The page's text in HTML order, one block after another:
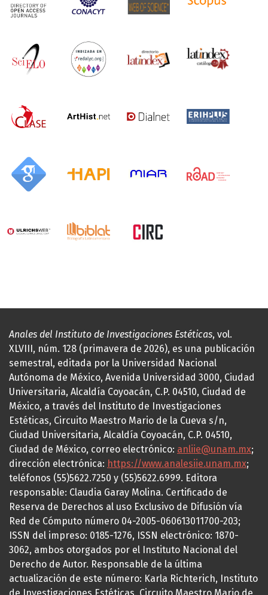
Anales del Instituto de Investigaciones Estéticas, vol.
XLVIII, núm. 128 (primavera de 2026), es una publicación
semestral, editada por la Universidad Nacional
Autónoma de México, Avenida Universidad 3000, Ciudad
Universitaria, Alcaldía Coyoacán, C.P. 04510, Ciudad de
México, a través del Instituto de Investigaciones
Estéticas, Circuito Maestro Mario de la Cueva s/n,
Ciudad Universitaria, Alcaldía Coyoacán, C.P. 04510,
Ciudad de México, correo electrónico: anliie@unam.mx;
dirección electrónica: https://www.analesiie.unam.mx;
teléfonos (55)5622.7250 y (55)5622.6999. Editora
responsable: Claudia Garay Molina. Certificado de
Reserva de Derechos al uso Exclusivo de Difusión vía
Red de Cómputo número 04-2005-060613011700-203;
ISSN del impreso: 0185-1276, ISSN electrónico: 1870-
3062, ambos otorgados por el Instituto Nacional del
Derecho de Autor. Responsable de la última
actualización de este número: Karla Richterich, Instituto
de Investigaciones Estéticas, Circuito Maestro Mario de